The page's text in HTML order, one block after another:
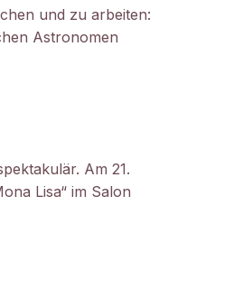
und zu arbeiten:
Astronomen
Am 21.
Lisa“ im Salon